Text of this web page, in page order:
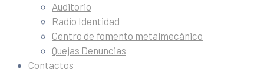
Auditorio
Radio Identidad
Centro de fomento metalmecánico
Quejas Denuncias
Contactos